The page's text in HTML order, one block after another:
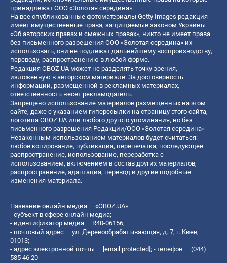
принадлежат ООО «Золотая середина».
На все опубликованные фотоматериалы Getty Images редакция
имеет имущественные права, защищаемые законом Украины
«Об авторских правах и смежных правах», никто не имеет права
без письменного разрешения ООО «Золотая середина» их
использовать, они не подлежат дальнейшему воспроизводству,
переводу, распространению в любой форме.
Редакция OBOZ.UA может не разделять точку зрения,
изложенную в авторском материале. За достоверность
информации, размещенной в рекламных материалах,
ответственность несет рекламодатель.
Запрещено использование материалов размещенных на этом
сайте, даже с указанием гиперссылки на страницу этого сайта,
логотипа OBOZ.UA или любого другого упоминания, но без
письменного разрешения Редакции/ООО «Золотая середина»
Незаконным использованием материалов будет считаться:
любое копирование, публикация, перепечатка, последующее
распространение, использование, переработка с
использованием, включением в состав других материалов,
распространение, адаптация, перевод и другие подобные
изменения материала.
Название онлайн медиа — «OBOZ.UA»
- субъект в сфере онлайн медиа;
- идентификатор медиа — R40-06156;
- почтовый адрес — ул. Деревообрабатывающая, д. 7, г. Киев,
01013;
- адрес электронной почты — [email protected]; - телефон — (044)
585 46 20